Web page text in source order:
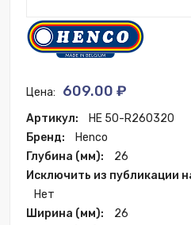
Цена: 609.00 ₽
Артикул:
HE 50-R260320
Бренд:
Henco
Глубина (мм):
26
Исключить из публикации
Нет
Ширина (мм):
26